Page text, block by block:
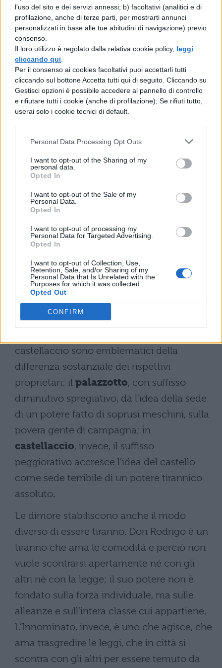
l'uso del sito e dei servizi annessi; b) facoltativi (analitici e di
profilazione, anche di terze parti, per mostrarti annunci
personalizzati in base alle tue abitudini di navigazione) previo
consenso.
Il loro utilizzo è regolato dalla relativa cookie policy, leggi
cliccando qui
Per il consenso ai cookies facoltativi puoi accettarli tutti
cliccando sul bottone Accetta tutti qui di seguito. Cliccando su
Gestisci opzioni è possibile accedere al pannello di controllo
e rifiutare tutti i cookie (anche di profilazione); Se rifiuti tutto,
userai solo i cookie tecnici di default.
Personal Data Processing Opt Outs
I want to opt-out of the Sharing of my
personal data.
Opted In
I want to opt-out of the Sale of my
Personal Data.
Opted In
I want to opt-out of processing my
Personal Data for Targeted Advertising.
Opted In
I want to opt-out of Collection, Use,
Retention, Sale, and/or Sharing of my
Personal Data that Is Unrelated with the
Purposes for which it was collected.
Opted Out
CONFIRM
personaggio, Francesco Bernardino
Visconti, feudatario del bergamasco,
appartenente a quella famiglia Visconti che
aveva governato a lungo Milano ed era
stata tra le famiglie più illustri d’Europa.
Francesco Bernardino aveva condotto una
vita di crimini, era stato bandito dal
governatore Fuentes, ma nella vecchiaia, in
seguito all’incontro con il cardinale
Federico Borromeo, si era pentito e aveva
cambiato vita. Tuttavia, nel periodo del suo
prima e chi dopo, tutti i tiranni,prima o
la sua amicizia o inimicizia.
L’Innominato e don Rodrigo
Com’è accaduto per don Rodrigo, anche
l’Innominato è presentato attraverso lo
spazio in cui vive, usato come specchio del
castellaccio sono emblematici della
differenza sostanziale dei rispettivi
proprietari: il palazzotto, con suffisso
diminutivo spregiativo, dà l’idea della sede
di un potere fatto di soprusi meschini, sulla
povera gente di campagna; in
castellaccio, invece, il suffisso
peggiorativo accresce l’idea del castello
come sede terribile di un potere tirannico
assoluto.
Le dimore stabiliscono anche il modo
diverso di essere tiranno. Don Rodrigo è un
tiranno che ama le comodità e perciò non
vuole scontrarsi apertamente né con gli
altri né con la legge; il suo potere non è
fondato sulla forza individuale, ma sulle
alleanze e sull’intera classe cui appartiene.
L’Innominato, invece, è uno che agisce, che
ama trasgredire le leggi, che in città si
scontra con gli altri per essere temuto da